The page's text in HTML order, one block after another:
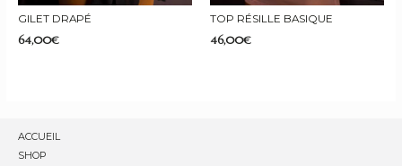
GILET DRAPÉ
64,00€
TOP RÉSILLE BASIQUE
46,00€
ACCUEIL
SHOP